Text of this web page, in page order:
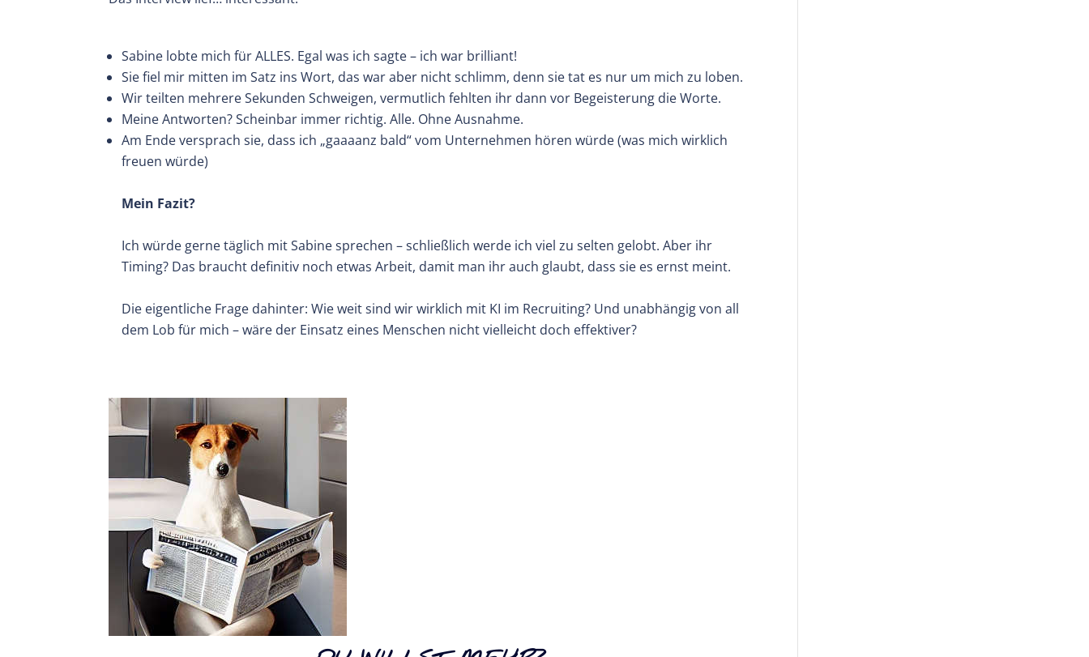
Sabine lobte mich für ALLES. Egal was ich sagte – ich war brilliant!
Sie fiel mir mitten im Satz ins Wort, das war aber nicht schlimm, denn sie tat es nur um mich zu loben.
Wir teilten mehrere Sekunden Schweigen, vermutlich fehlten ihr dann vor Begeisterung die Worte.
Meine Antworten? Scheinbar immer richtig. Alle. Ohne Ausnahme.
Am Ende versprach sie, dass ich „gaaaanz bald“ vom Unternehmen hören würde (was mich wirklich
freuen würde)
Mein Fazit?
Ich würde gerne täglich mit Sabine sprechen – schließlich werde ich viel zu selten gelobt. Aber ihr
Timing? Das braucht definitiv noch etwas Arbeit, damit man ihr auch glaubt, dass sie es ernst meint.
Die eigentliche Frage dahinter: Wie weit sind wir wirklich mit KI im Recruiting? Und unabhängig von all
dem Lob für mich – wäre der Einsatz eines Menschen nicht vielleicht doch effektiver?